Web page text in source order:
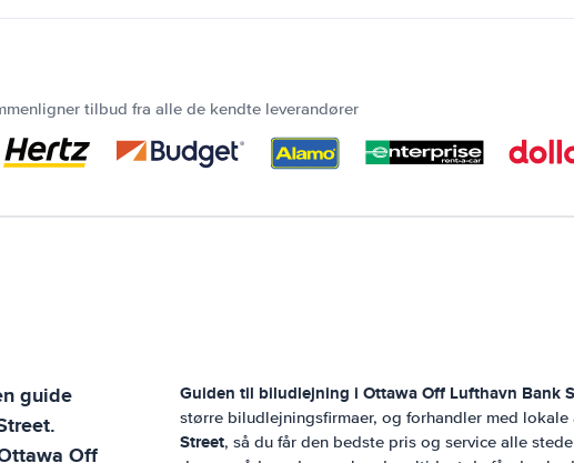
tilbud fra alle de kendte leverandører
guide
.
Off
Guiden til biludlejning i Ottawa Off Lufthavn Bank
større biludlejningsfirmaer, og forhandler med lokale
Street, så du får den bedste pris og service alle